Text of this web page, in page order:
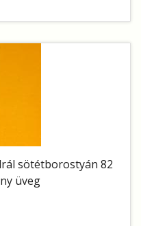
sötétborostyán 82
üveg